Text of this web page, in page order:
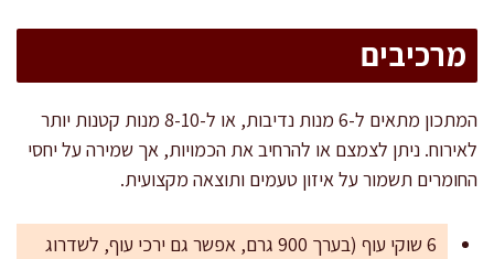
מרכיבים
המתכון מתאים ל-6 מנות נדיבות, או ל-8-10 מנות קטנות יותר
לאירוח. ניתן לצמצם או להרחיב את הכמויות, אך שמירה על יחסי
החומרים תשמור על איזון טעמים ותוצאה מקצועית.
6 שוקי עוף (בערך 900 גרם, אפשר גם ירכי עוף, לשדרוג